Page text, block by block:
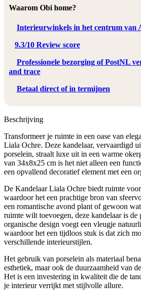
Waarom Obi home?
Interieurwinkels in het centrum van
9.3/10 Review score
Professionele bezorging of PostNL
and trace
Betaal direct of in termijnen
Beschrijving
Transformeer je ruimte in een oase van
Liala Ochre. Deze kandelaar, vervaardigd
porselein, straalt luxe uit in een warme
van 34x8x25 cm is het niet alleen een
een opvallend decoratief element met een
De Kandelaar Liala Ochre biedt ruimte
waardoor het een prachtige bron van
een romantische avond plant of gewoon
ruimte wilt toevoegen, deze kandelaar is de
organische design voegt een vleugje
waardoor het een tijdloos stuk is dat zich
verschillende interieurstijlen.
Het gebruik van porselein als materiaal
esthetiek, maar ook de duurzaamheid van
Het is een investering in kwaliteit die de
je interieur verrijkt met stijlvolle allure.